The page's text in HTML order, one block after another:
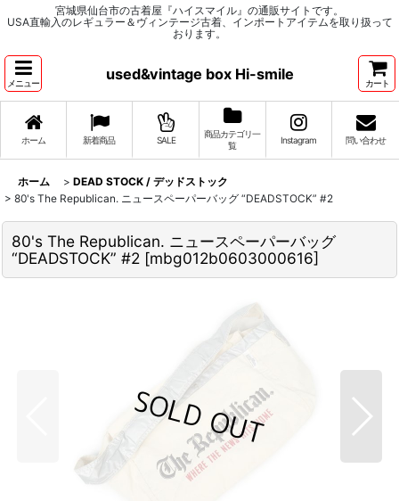
宮城県仙台市の古着屋『ハイスマイル』の通販サイトです。
USA直輸入のレギュラー＆ヴィンテージ古着、インポートアイテムを取り扱って
おります。
メニュー
used&vintage box Hi-smile
カート
ホーム 新着商品 SALE
商品カテゴリ一
覧
Instagram 問い合わせ
ホーム > DEAD STOCK / デッドストック
> 80's The Republican. ニュースペーパーバッグ “DEADSTOCK” #2
80's The Republican. ニュースペーパーバッグ
“DEADSTOCK” #2 [mbg012b0603000616]